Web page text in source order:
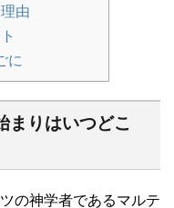
由
に
まりはいつどこ
の神学者であるマルテ